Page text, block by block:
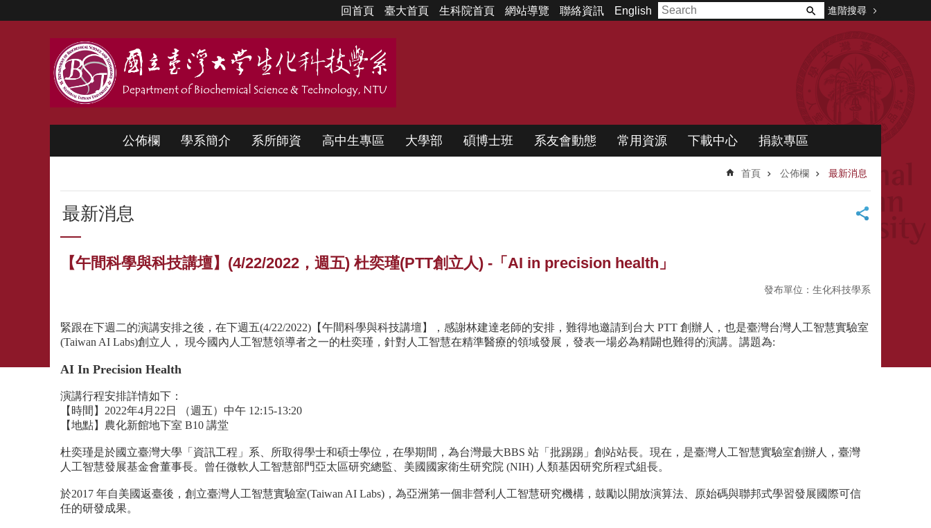
回首頁 臺大首頁 生科院首頁 網站導覽 聯絡資訊 English 進階搜尋
公佈欄 學系簡介 系所師資 高中生專區 大學部 碩博士班 系友會動態 常用資源 下載中心 捐款專區
首頁 公佈欄 最新消息
最新消息
【午間科學與科技講壇】(4/22/2022，週五) 杜奕瑾(PTT創立人) -「AI in precision health」
發布單位：生化科技學系
緊跟在下週二的演講安排之後，在下週五(4/22/2022)【午間科學與科技講壇】，感謝林建達老師的安排，難得地邀請到台大 PTT 創辦人，也是臺灣台灣人工智慧實驗室
(Taiwan AI Labs)創立人， 現今國內人工智慧領導者之一的杜奕瑾，針對人工智慧在精準醫療的領域發展，發表一場必為精闢也難得的演講。講題為:
AI In Precision Health
演講行程安排詳情如下：
【時間】2022年4月22日 （週五）中午 12:15-13:20
【地點】農化新館地下室 B10 講堂
杜奕瑾是於國立臺灣大學「資訊工程」系、所取得學士和碩士學位，在學期間，為台灣最大BBS 站「批踢踢」創站站長。現在，是臺灣人工智慧實驗室創辦人，臺灣
人工智慧發展基金會董事長。曾任微軟人工智慧部門亞太區研究總監、美國國家衛生研究院 (NIH) 人類基因研究所程式組長。
於2017 年自美國返臺後，創立臺灣人工智慧實驗室(Taiwan AI Labs)，為亞洲第一個非營利人工智慧研究機構，鼓勵以開放演算法、原始碼與聯邦式學習發展國際可信
任的研發成果。